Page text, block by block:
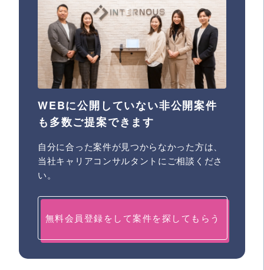
WEBに公開していない非公開案件
も多数ご提案できます
自分に合った案件が見つからなかった方は、
当社キャリアコンサルタントにご相談くださ
い。
無料会員登録をして案件を探してもらう